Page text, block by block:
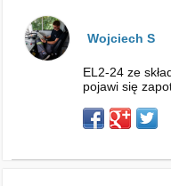
Wojciech S
EL2-24 ze
pojawi się